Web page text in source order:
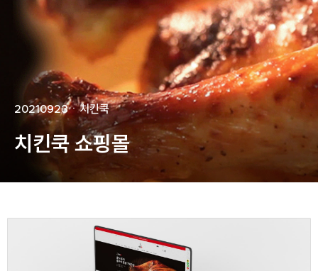
동영상 - ㈜고피자
동영상 - 모모스커피㈜
동영상 - 삼양홀딩스
동영상 - 킷캣
사진, 광고디자인 - (주)화요
사진, 광고디자인 - (주)광주요
웹사이트 - (주)세스코
제품디자인 - 삼성전자㈜
동영상, CI - 카피어랜드㈜
동영상, 홈페이지 - (주)분독
동영상, 카탈로그 - 피자마루
패키지, 디자인 - 고려은단
동영상 - (주)듀오백
동영상 - ㈜고피자
20210923ㆍ치킨쿡
치킨쿡 쇼핑몰